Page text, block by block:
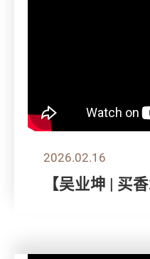
2026.02.16
【吴业坤 | 买